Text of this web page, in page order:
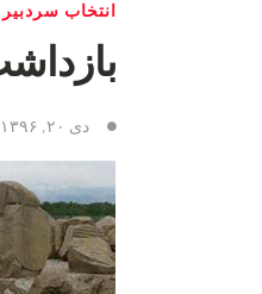
انتخاب سردبیر
دی ۲۰, ۱۳۹۶